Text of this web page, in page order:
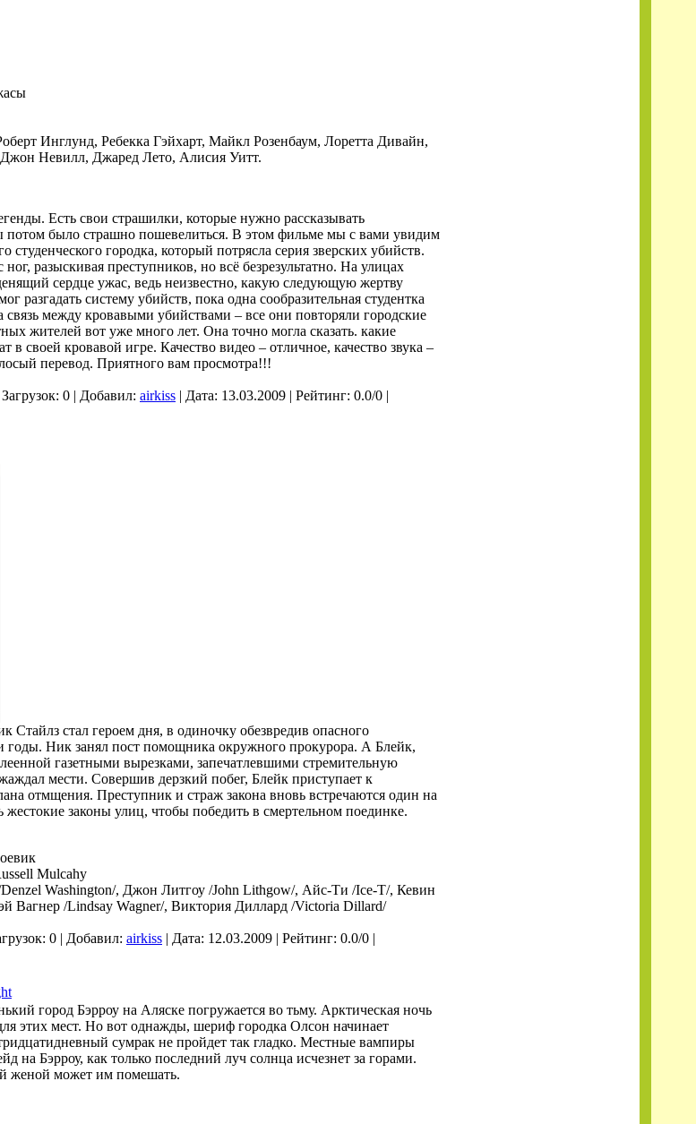
Инглунд, Ребекка Гэйхарт, Майкл Розенбаум, Лоретта Дивайн,
Невилл, Джаред Лето, Алисия Уитт.
Есть свои страшилки, которые нужно рассказывать
потом было страшно пошевелиться. В этом фильме мы с вами увидим
студенческого городка, который потрясла серия зверских убийств.
разыскивая преступников, но всё безрезультатно. На улицах
сердце ужас, ведь неизвестно, какую следующую жертву
разгадать систему убийств, пока одна сообразительная студентка
между кровавыми убийствами – все они повторяли городские
жителей вот уже много лет. Она точно могла сказать. какие
в своей кровавой игре. Качество видео – отличное, качество звука –
перевод. Приятного вам просмотра!!!
0 | Добавил: airkiss | Дата: 13.03.2009 | Рейтинг: 0.0/0 |
стал героем дня, в одиночку обезвредив опасного
годы. Ник занял пост помощника окружного прокурора. А Блейк,
газетными вырезками, запечатлевшими стремительную
жаждал мести. Совершив дерзкий побег, Блейк приступает к
отмщения. Преступник и страж закона вновь встречаются один на
законы улиц, чтобы победить в смертельном поединке.
Mulcahy
Washington/, Джон Литгоу /John Lithgow/, Айс-Ти /Ice-T/, Кевин
Вагнер /Lindsay Wagner/, Виктория Диллард /Victoria Dillard/
0 | Добавил: airkiss | Дата: 12.03.2009 | Рейтинг: 0.0/0 |
город Бэрроу на Аляске погружается во тьму. Арктическая ночь
этих мест. Но вот однажды, шериф городка Олсон начинает
тридцатидневный сумрак не пройдет так гладко. Местные вампиры
на Бэрроу, как только последний луч солнца исчезнет за горами.
женой может им помешать.